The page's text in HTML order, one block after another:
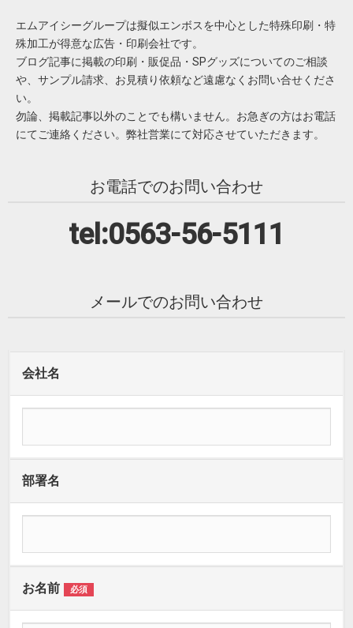
エムアイシーグループは擬似エンボスを中心とした特殊印刷・特
殊加工が得意な広告・印刷会社です。
ブログ記事に掲載の印刷・販促品・SPグッズについてのご相談
や、サンプル請求、お見積り依頼など遠慮なくお問い合せくださ
い。
勿論、掲載記事以外のことでも構いません。お急ぎの方はお電話
にてご連絡ください。弊社営業にて対応させていただきます。
お電話でのお問い合わせ
tel:0563-56-5111
メールでのお問い合わせ
会社名
部署名
お名前 必須